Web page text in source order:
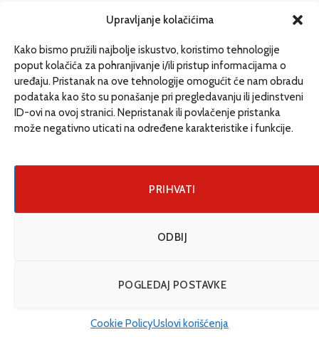
Upravljanje kolačićima
Kako bismo pružili najbolje iskustvo, koristimo tehnologije
poput kolačića za pohranjivanje i/ili pristup informacijama o
uređaju. Pristanak na ove tehnologije omogućit će nam obradu
podataka kao što su ponašanje pri pregledavanju ili jedinstveni
ID-ovi na ovoj stranici. Nepristanak ili povlačenje pristanka
može negativno uticati na određene karakteristike i funkcije.
PRIHVATI
ODBIJ
POGLEDAJ POSTAVKE
Cookie PolicyUslovi korišćenja
redakcija@etrafika.net
Dosije
Drugi pišu
Društvo
Cookie Policy (EU)